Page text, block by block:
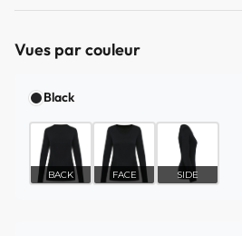
Vues par couleur
Black
BACK FACE SIDE